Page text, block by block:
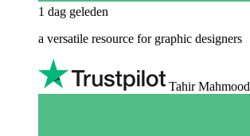
1 dag geleden
a versatile resource for graphic designers
Tahir Mahmood